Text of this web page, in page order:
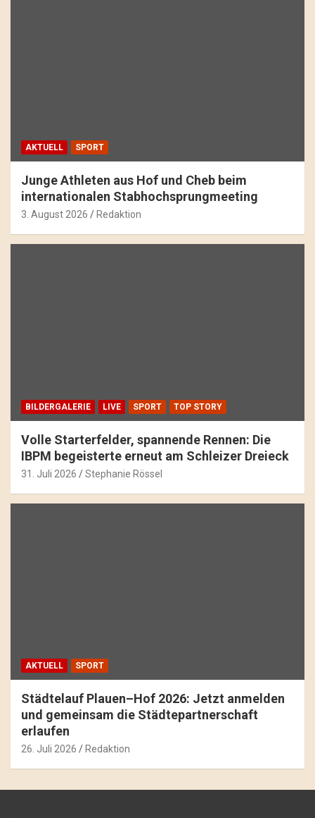
AKTUELL SPORT
Junge Athleten aus Hof und Cheb beim
internationalen Stabhochsprungmeeting
3. August 2026 Redaktion
BILDERGALERIE LIVE SPORT TOP STORY
Volle Starterfelder, spannende Rennen: Die
IBPM begeisterte erneut am Schleizer Dreieck
31. Juli 2026 Stephanie Rössel
AKTUELL SPORT
Städtelauf Plauen–Hof 2026: Jetzt anmelden
und gemeinsam die Städtepartnerschaft
erlaufen
26. Juli 2026 Redaktion